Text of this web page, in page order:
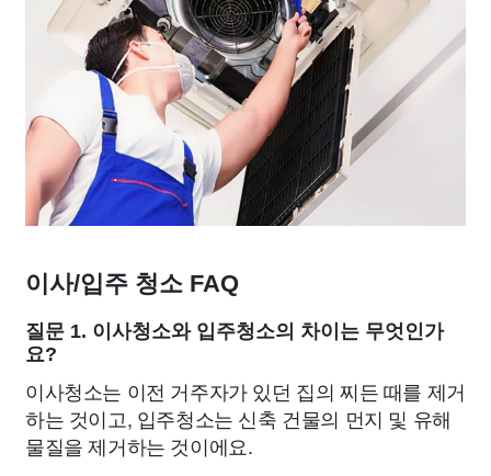
이사/입주 청소 FAQ
질문 1. 이사청소와 입주청소의 차이는 무엇인가
요?
이사청소는 이전 거주자가 있던 집의 찌든 때를 제거
하는 것이고, 입주청소는 신축 건물의 먼지 및 유해
물질을 제거하는 것이에요.